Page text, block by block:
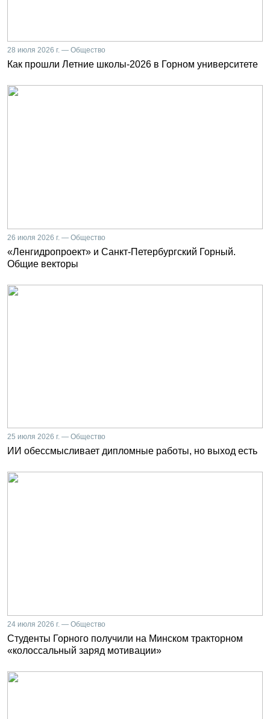
28 июля 2026 г. — Общество
Как прошли Летние школы-2026 в Горном университете
26 июля 2026 г. — Общество
«Ленгидропроект» и Санкт-Петербургский Горный.
Общие векторы
25 июля 2026 г. — Общество
ИИ обессмысливает дипломные работы, но выход есть
24 июля 2026 г. — Общество
Студенты Горного получили на Минском тракторном
«колоссальный заряд мотивации»